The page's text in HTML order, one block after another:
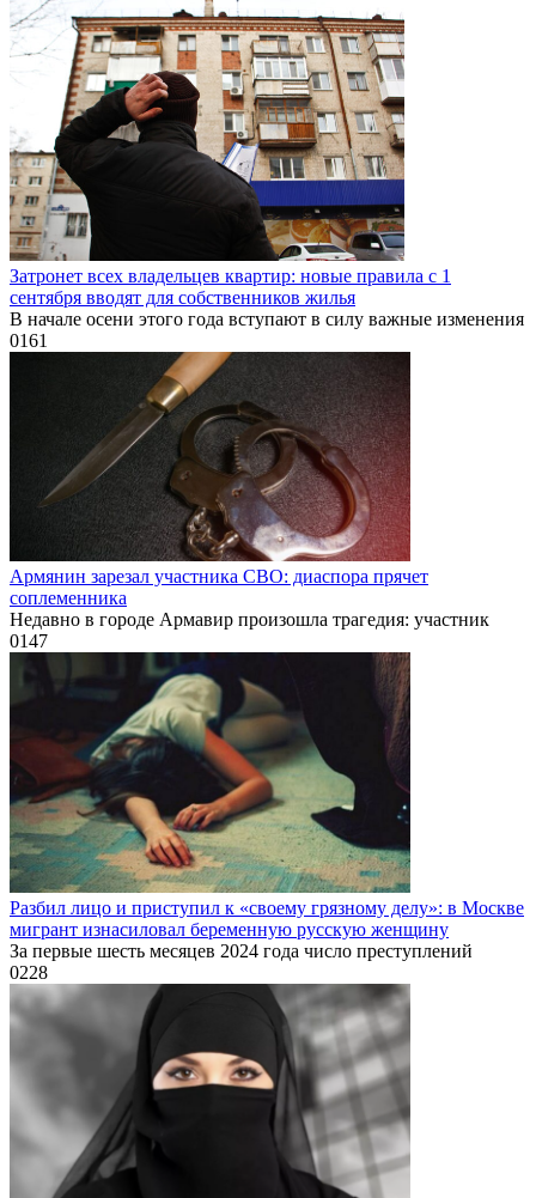
Затронет всех владельцев квартир: новые правила с 1
сентября вводят для собственников жилья
В начале осени этого года вступают в силу важные изменения
0161
Армянин зарезал участника СВО: диаспора прячет
соплеменника
Недавно в городе Армавир произошла трагедия: участник
0147
Разбил лицо и приступил к «своему грязному делу»: в Москве
мигрант изнасиловал беременную русскую женщину
За первые шесть месяцев 2024 года число преступлений
0228